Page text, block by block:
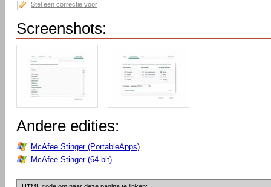
Stel een correctie voor
Screenshots:
Andere edities:
McAfee Stinger (PortableApps)
McAfee Stinger (64-bit)